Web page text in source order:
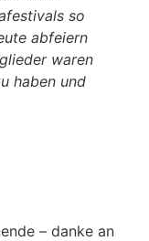
so
abfeiern
waren
haben und
– danke an